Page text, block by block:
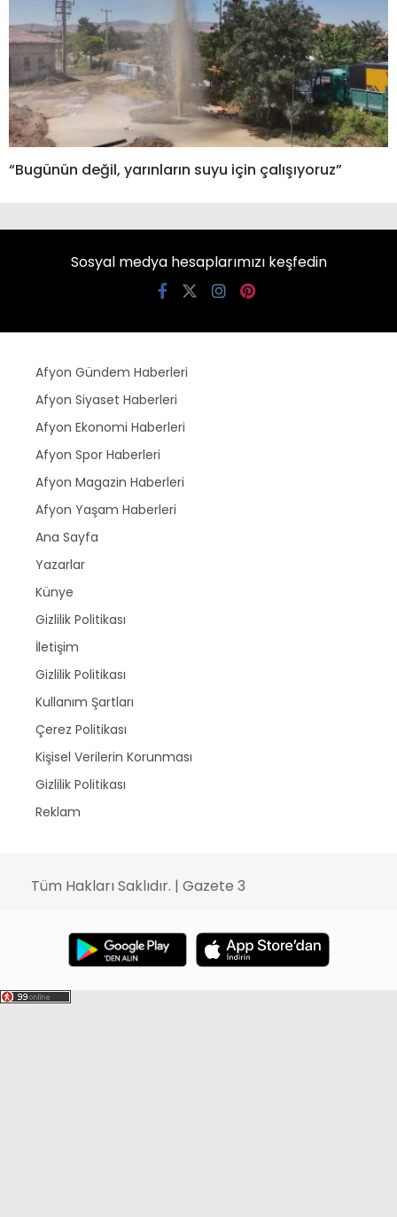
“Bugünün değil, yarınların suyu için çalışıyoruz”
Sosyal medya hesaplarımızı keşfedin
Afyon Gündem Haberleri
Afyon Siyaset Haberleri
Afyon Ekonomi Haberleri
Afyon Spor Haberleri
Afyon Magazin Haberleri
Afyon Yaşam Haberleri
Ana Sayfa
Yazarlar
Künye
Gizlilik Politikası
İletişim
Gizlilik Politikası
Kullanım Şartları
Çerez Politikası
Kişisel Verilerin Korunması
Gizlilik Politikası
Reklam
Tüm Hakları Saklıdır. | Gazete 3